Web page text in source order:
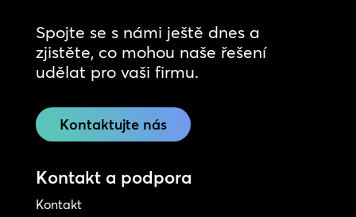
Spojte se s námi ještě dnes a
zjistěte, co mohou naše řešení
udělat pro vaši firmu.
Kontaktujte nás
Kontakt a podpora
Kontakt